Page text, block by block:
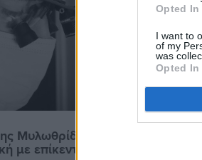
Opted In
I want to
of my
was
Opted In
Μυλωθρίδης: Η πλαστική
με επίκεντρο τον άνθρωπο